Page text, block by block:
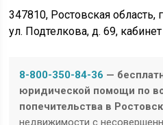
347810, Ростовская
ул. Подтелкова, д. 69,
8-800-350-84-36 —
юридической помощи по
попечительства в
недвижимости с